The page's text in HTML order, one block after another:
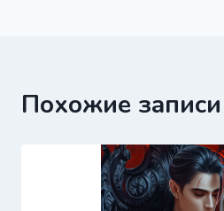
Похожие записи